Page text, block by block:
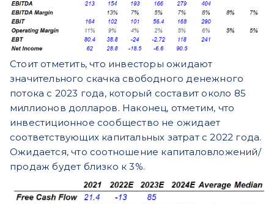
Стоит отметить, что инвесторы ожидают
значительного скачка свободного денежного
потока с 2023 года, который составит около 85
миллионов долларов. Наконец, отметим, что
инвестиционное сообщество не ожидает
соответствующих капитальных затрат с 2022 года.
Ожидается, что соотношение капиталовложений/
продаж будет близко к 3%.